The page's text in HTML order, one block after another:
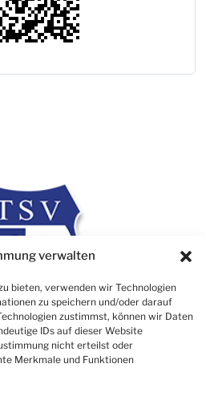
verwalten
bieten, verwenden wir Technologien
zu speichern und/oder darauf
zustimmst, können wir Daten
IDs auf dieser Website
nicht erteilst oder
Merkmale und Funktionen